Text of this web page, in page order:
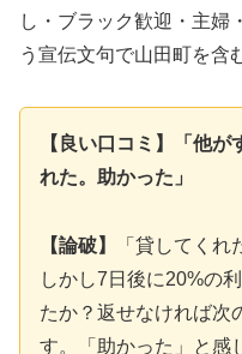
し・ブラック歓迎・主婦
う宣伝文句で山田町を含
【良い口コミ】「他が
れた。助かった」
【論破】
「貸してくれ
しかし7日後に20%の
たか？返せなければ次
す。「助かった」と感